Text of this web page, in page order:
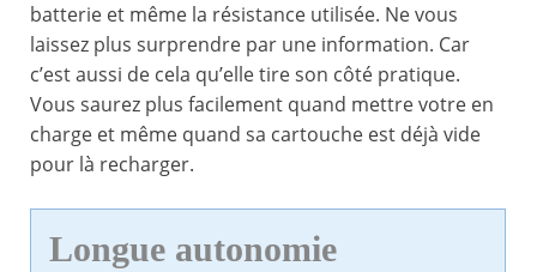
batterie et même la résistance utilisée. Ne vous
laissez plus surprendre par une information. Car
c’est aussi de cela qu’elle tire son côté pratique.
Vous saurez plus facilement quand mettre votre en
charge et même quand sa cartouche est déjà vide
pour là recharger.
Longue autonomie